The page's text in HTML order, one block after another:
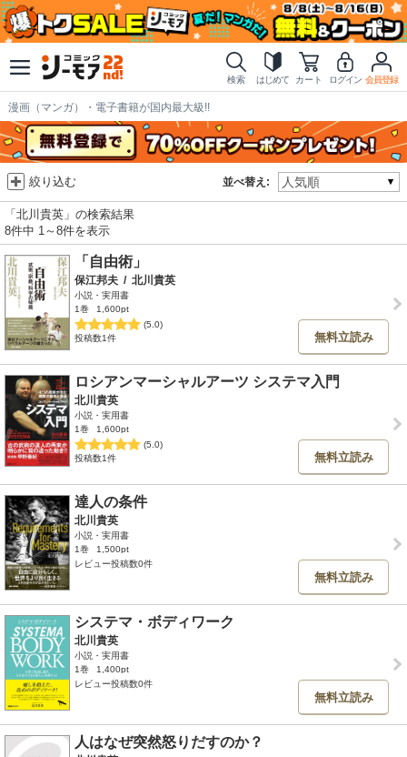
検索 はじめて カート ログイン 会員登録
漫画（マンガ）・電子書籍が国内最大級!!
並べ替え:
絞り込む
「北川貴英」の検索結果
8件中 1～8件を表示
「自由術」
保江邦夫 / 北川貴英
小説・実用書
1巻
1,600pt
(5.0)
投稿数1件
無料立読み
ロシアンマーシャルアーツ システマ入門
北川貴英
小説・実用書
1巻
1,600pt
(5.0)
投稿数1件
無料立読み
達人の条件
北川貴英
小説・実用書
1巻
1,500pt
レビュー投稿数0件
無料立読み
システマ・ボディワーク
北川貴英
小説・実用書
1巻
1,400pt
レビュー投稿数0件
無料立読み
人はなぜ突然怒りだすのか？